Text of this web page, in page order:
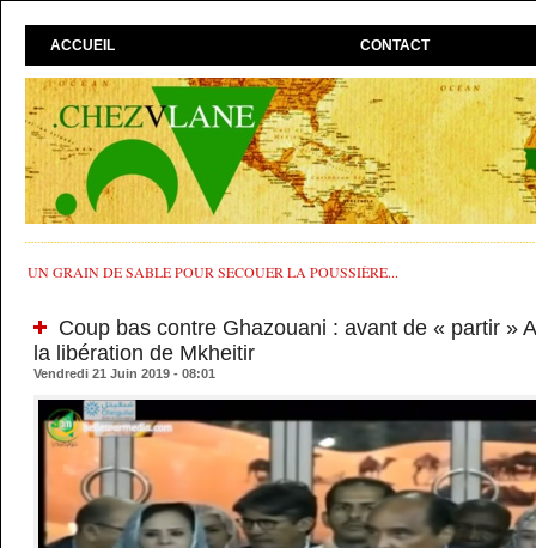
ACCUEIL CONTACT
UN GRAIN DE SABLE POUR SECOUER LA POUSSIÈRE...
Coup bas contre Ghazouani : avant de « partir »
la libération de Mkheitir
Vendredi 21 Juin 2019 - 08:01